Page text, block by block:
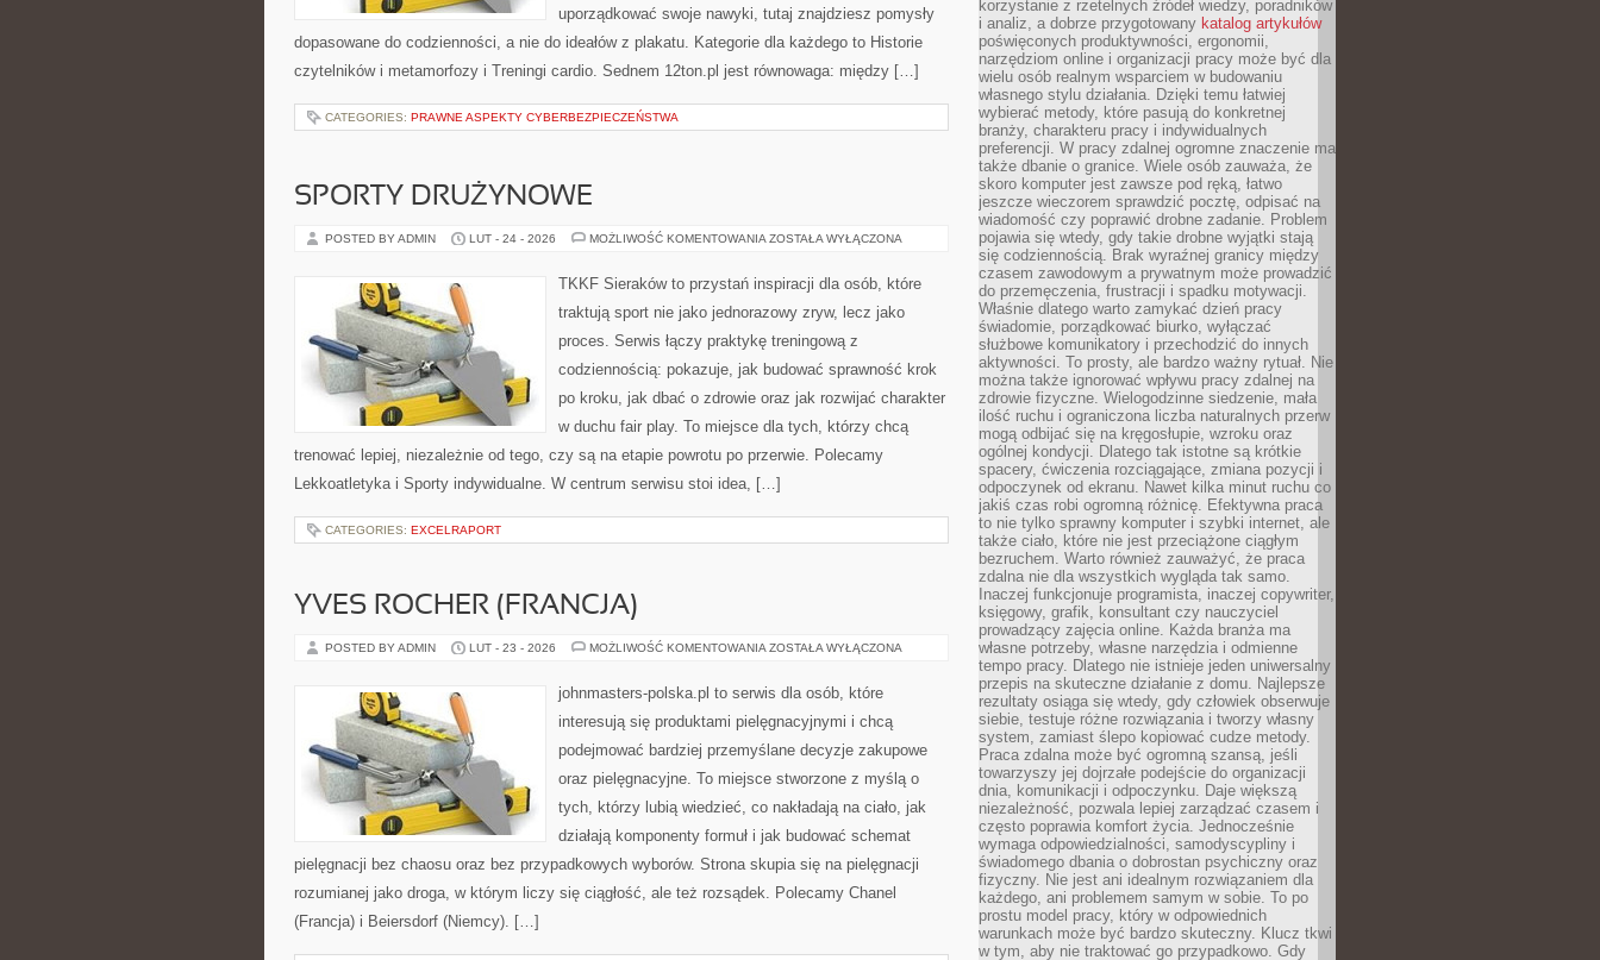
uporządkować swoje nawyki, tutaj znajdziesz pomysły
dopasowane do codzienności, a nie do ideałów z plakatu. Kategorie dla każdego to Historie
czytelników i metamorfozy i Treningi cardio. Sednem 12ton.pl jest równowaga: między […]
CATEGORIES: PRAWNE ASPEKTY CYBERBEZPIECZEŃSTWA
SPORTY DRUŻYNOWE
POSTED BY ADMIN LUT - 24 - 2026 MOŻLIWOŚĆ KOMENTOWANIA SPORTY
ZOSTAŁA WYŁĄCZONA
TKKF Sieraków to przystań inspiracji dla osób, które
traktują sport nie jako jednorazowy zryw, lecz jako
proces. Serwis łączy praktykę treningową z
codziennością: pokazuje, jak budować sprawność krok
po kroku, jak dbać o zdrowie oraz jak rozwijać charakter
w duchu fair play. To miejsce dla tych, którzy chcą
trenować lepiej, niezależnie od tego, czy są na etapie powrotu po przerwie. Polecamy
Lekkoatletyka i Sporty indywidualne. W centrum serwisu stoi idea, […]
CATEGORIES: EXCELRAPORT
YVES ROCHER (FRANCJA)
POSTED BY ADMIN LUT - 23 - 2026 MOŻLIWOŚĆ KOMENTOWANIA YVES
ZOSTAŁA WYŁĄCZONA
johnmasters-polska.pl to serwis dla osób, które
interesują się produktami pielęgnacyjnymi i chcą
podejmować bardziej przemyślane decyzje zakupowe
oraz pielęgnacyjne. To miejsce stworzone z myślą o
tych, którzy lubią wiedzieć, co nakładają na ciało, jak
działają komponenty formuł i jak budować schemat
pielęgnacji bez chaosu oraz bez przypadkowych wyborów. Strona skupia się na pielęgnacji
rozumianej jako droga, w którym liczy się ciągłość, ale też rozsądek. Polecamy Chanel
(Francja) i Beiersdorf (Niemcy). […]
korzystanie z rzetelnych źródeł wiedzy, poradników
i analiz, a dobrze przygotowany katalog artykułów
poświęconych produktywności, ergonomii,
narzędziom online i organizacji pracy może być dla
wielu osób realnym wsparciem w budowaniu
własnego stylu działania. Dzięki temu łatwiej
wybierać metody, które pasują do konkretnej
branży, charakteru pracy i indywidualnych
preferencji. W pracy zdalnej ogromne znaczenie ma
także dbanie o granice. Wiele osób zauważa, że
skoro komputer jest zawsze pod ręką, łatwo
jeszcze wieczorem sprawdzić pocztę, odpisać na
wiadomość czy poprawić drobne zadanie. Problem
pojawia się wtedy, gdy takie drobne wyjątki stają
się codziennością. Brak wyraźnej granicy między
czasem zawodowym a prywatnym może prowadzić
do przemęczenia, frustracji i spadku motywacji.
Właśnie dlatego warto zamykać dzień pracy
świadomie, porządkować biurko, wyłączać
służbowe komunikatory i przechodzić do innych
aktywności. To prosty, ale bardzo ważny rytuał. Nie
można także ignorować wpływu pracy zdalnej na
zdrowie fizyczne. Wielogodzinne siedzenie, mała
ilość ruchu i ograniczona liczba naturalnych przerw
mogą odbijać się na kręgosłupie, wzroku oraz
ogólnej kondycji. Dlatego tak istotne są krótkie
spacery, ćwiczenia rozciągające, zmiana pozycji i
odpoczynek od ekranu. Nawet kilka minut ruchu co
jakiś czas robi ogromną różnicę. Efektywna praca
to nie tylko sprawny komputer i szybki internet, ale
także ciało, które nie jest przeciążone ciągłym
bezruchem. Warto również zauważyć, że praca
zdalna nie dla wszystkich wygląda tak samo.
Inaczej funkcjonuje programista, inaczej copywriter,
księgowy, grafik, konsultant czy nauczyciel
prowadzący zajęcia online. Każda branża ma
własne potrzeby, własne narzędzia i odmienne
tempo pracy. Dlatego nie istnieje jeden uniwersalny
przepis na skuteczne działanie z domu. Najlepsze
rezultaty osiąga się wtedy, gdy człowiek obserwuje
siebie, testuje różne rozwiązania i tworzy własny
system, zamiast ślepo kopiować cudze metody.
Praca zdalna może być ogromną szansą, jeśli
towarzyszy jej dojrzałe podejście do organizacji
dnia, komunikacji i odpoczynku. Daje większą
niezależność, pozwala lepiej zarządzać czasem i
często poprawia komfort życia. Jednocześnie
wymaga odpowiedzialności, samodyscypliny i
świadomego dbania o dobrostan psychiczny oraz
fizyczny. Nie jest ani idealnym rozwiązaniem dla
każdego, ani problemem samym w sobie. To po
prostu model pracy, który w odpowiednich
warunkach może być bardzo skuteczny. Klucz tkwi
w tym, aby nie traktować go przypadkowo. Gdy